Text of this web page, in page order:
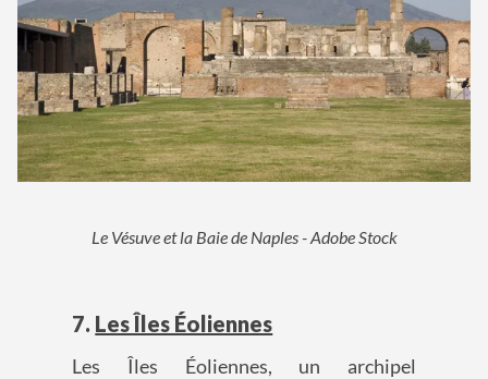
Le Vésuve et la Baie de Naples - Adobe Stock
7. Les Îles Éoliennes
Les Îles Éoliennes, un archipel